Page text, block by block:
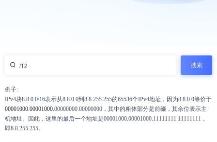
 搜索
例子:
IPv4块8.8.0.0/16表示从8.8.0.0到8.8.255.255的65536个IPv4地址，因为8.8.0.0等价于
00001000.00001000.00000000.00000000，其中的粗体部分是前缀，其余位表示主
机地址。因此，这里的最后一个地址是00001000.00001000.11111111.11111111，
即8.8.255.255。